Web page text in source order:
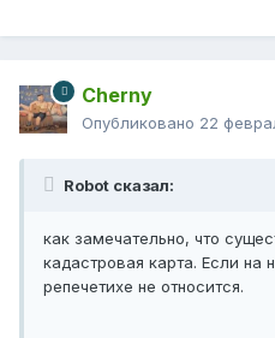
Cherny
Опубликовано 22
Robot сказал:
как замечательно, что
кадастровая карта. Если на
репечетихе не относится.